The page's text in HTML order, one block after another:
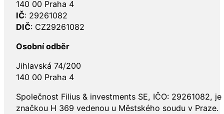
140 00 Praha 4
IČ: 29261082
DIČ: CZ29261082
Osobní odběr
Jihlavská 74/200
140 00 Praha 4
Společnost Filius & investments SE, IČO: 29261082,
značkou H 369 vedenou u Městského soudu v Praze.